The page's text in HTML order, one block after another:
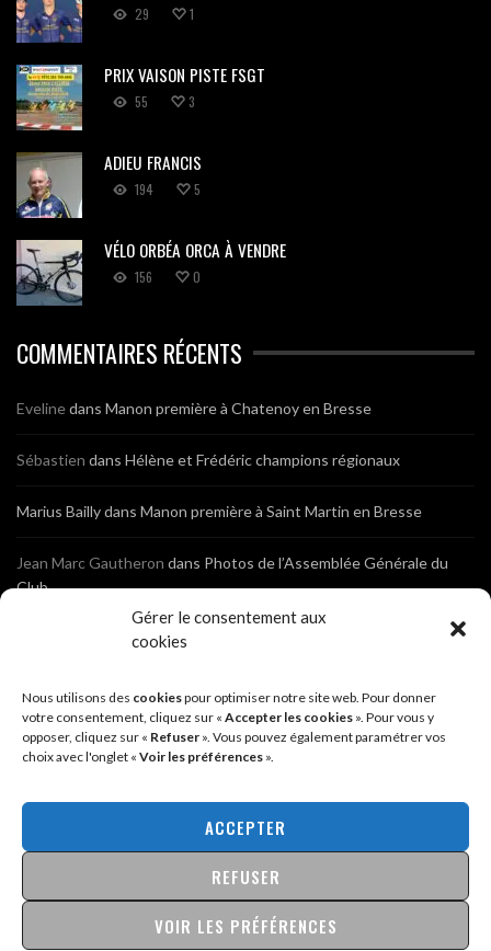
Gérer le consentement aux
cookies
Nous utilisons des cookiespour optimiser notre site web. Pour donner
votre consentement, cliquez sur « Accepter les cookies ». Pour vous y
opposer, cliquez sur « Refuser ». Vous pouvez également paramétrer vos
choix avec l'onglet « Voir les préférences ».
ACCEPTER
REFUSER
VOIR LES PRÉFÉRENCES
29 1
PRIX VAISON PISTE FSGT
55 3
ADIEU FRANCIS
194 5
VÉLO ORBÉA ORCA À VENDRE
156 0
COMMENTAIRES RÉCENTS
Evelinedans Manon première à Chatenoy en Bresse
Sébastien dans Hélène et Frédéric champions régionaux
Marius Baillydans Manon première à Saint Martin en Bresse
Jean Marc Gautheron dans Photos de l’Assemblée Générale du
Club
Photos de l’Assemblée Générale du Club
Sébastien dans Cyclocross de Brochon (21)
Breniauxdans Cyclocross de Brochon (21)
MENTIONS LÉGALES & POLITIQUE DE CONFIDENTIALITÉ